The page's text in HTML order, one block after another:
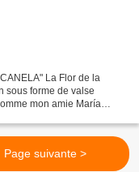
La Flor de la
sous forme de valse
mon amie María
Page suivante >